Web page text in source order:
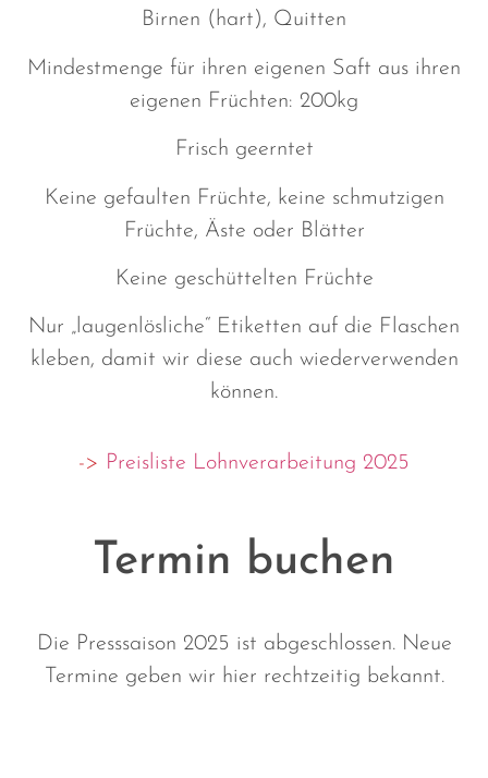
Birnen (hart), Quitten
Mindestmenge für ihren eigenen Saft aus ihren
eigenen Früchten: 200kg
Frisch geerntet
Keine gefaulten Früchte, keine schmutzigen
Früchte, Äste oder Blätter
Keine geschüttelten Früchte
Nur „laugenlösliche“ Etiketten auf die Flaschen
kleben, damit wir diese auch wiederverwenden
können.
-> Preisliste Lohnverarbeitung 2025
Termin buchen
Die Presssaison 2025 ist abgeschlossen. Neue
Termine geben wir hier rechtzeitig bekannt.